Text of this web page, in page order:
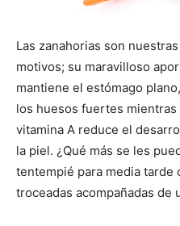
Las zanahorias son
motivos; su maravilloso
mantiene el estómago
los huesos fuertes
vitamina A reduce el
la piel. ¿Qué más se les
tentempié para media tarde
troceadas acompañadas de